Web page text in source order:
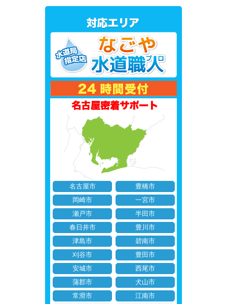
名古屋市
豊橋市
岡崎市
一宮市
瀬戸市
半田市
春日井市
豊川市
津島市
碧南市
刈谷市
豊田市
安城市
西尾市
蒲郡市
犬山市
常滑市
江南市